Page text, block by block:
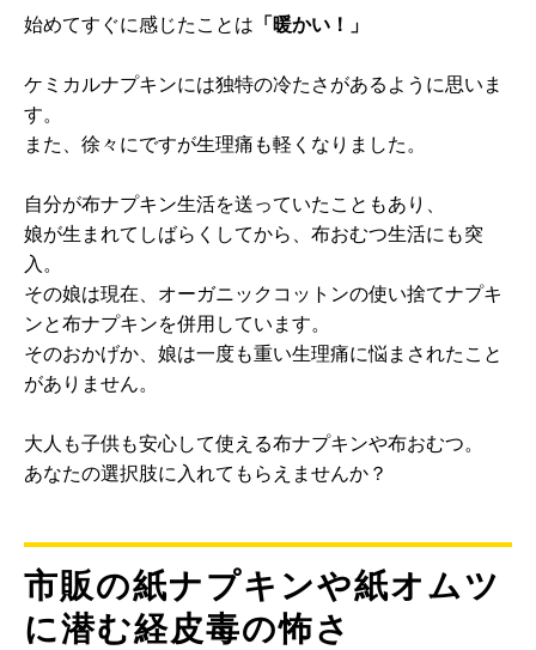
始めてすぐに感じたことは 「暖かい！」
ケミカルナプキンには独特の冷たさがあるように思いま
す。
また、徐々にですが生理痛も軽くなりました。
自分が布ナプキン生活を送っていたこともあり、
娘が生まれてしばらくしてから、布おむつ生活にも突
入。
その娘は現在、オーガニックコットンの使い捨てナプキ
ンと布ナプキンを併用しています。
そのおかげか、娘は一度も重い生理痛に悩まされたこと
がありません。
大人も子供も安心して使える布ナプキンや布おむつ。
あなたの選択肢に入れてもらえませんか？
市販の紙ナプキンや紙オムツ
に潜む経皮毒の怖さ